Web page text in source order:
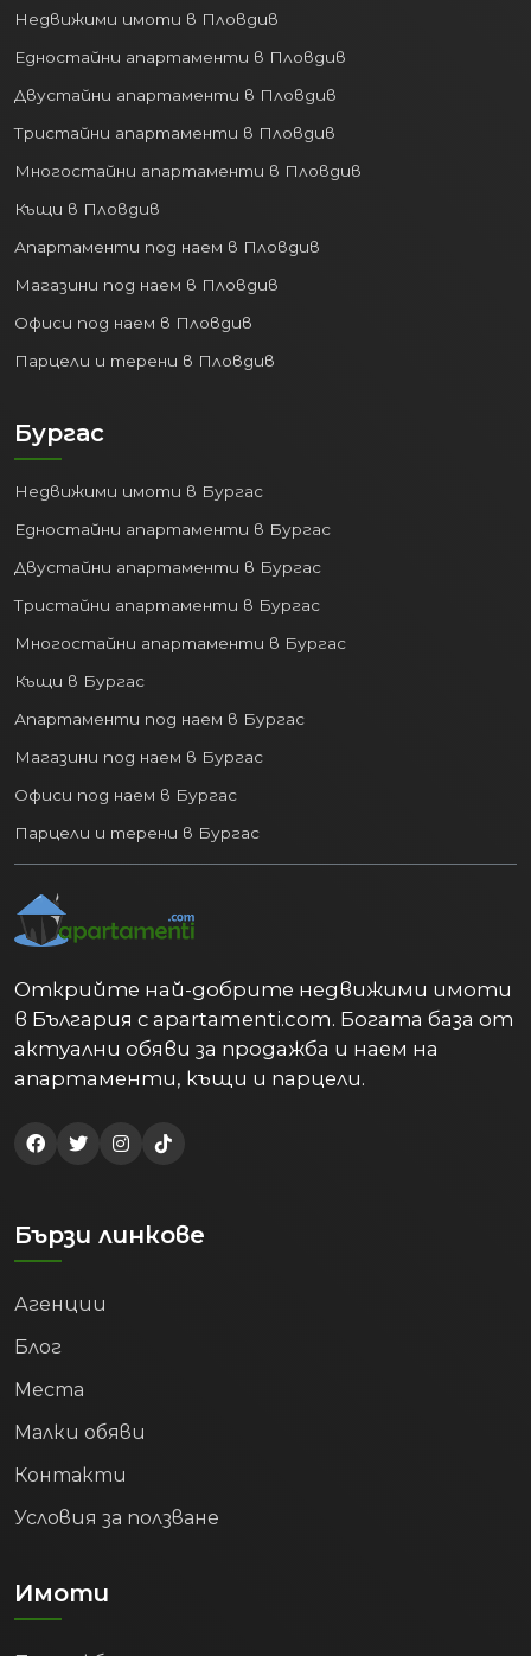
Недвижими имоти в Пловдив
Едностайни апартаменти в Пловдив
Двустайни апартаменти в Пловдив
Тристайни апартаменти в Пловдив
Многостайни апартаменти в Пловдив
Къщи в Пловдив
Апартаменти под наем в Пловдив
Магазини под наем в Пловдив
Офиси под наем в Пловдив
Парцели и терени в Пловдив
Бургас
Недвижими имоти в Бургас
Едностайни апартаменти в Бургас
Двустайни апартаменти в Бургас
Тристайни апартаменти в Бургас
Многостайни апартаменти в Бургас
Къщи в Бургас
Апартаменти под наем в Бургас
Магазини под наем в Бургас
Офиси под наем в Бургас
Парцели и терени в Бургас
Открийте най-добрите недвижими имоти
в България с apartamenti.com. Богата база от
актуални обяви за продажба и наем на
апартаменти, къщи и парцели.
Бързи линкове
Агенции
Блог
Места
Малки обяви
Контакти
Условия за ползване
Имоти